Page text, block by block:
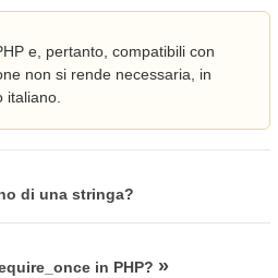
e, pertanto, compatibili con
non si rende necessaria, in
di una stringa?
in PHP? »